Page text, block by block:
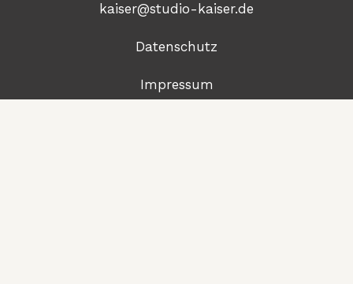
kaiser@studio-kaiser.de
Impressum
Datenschutz